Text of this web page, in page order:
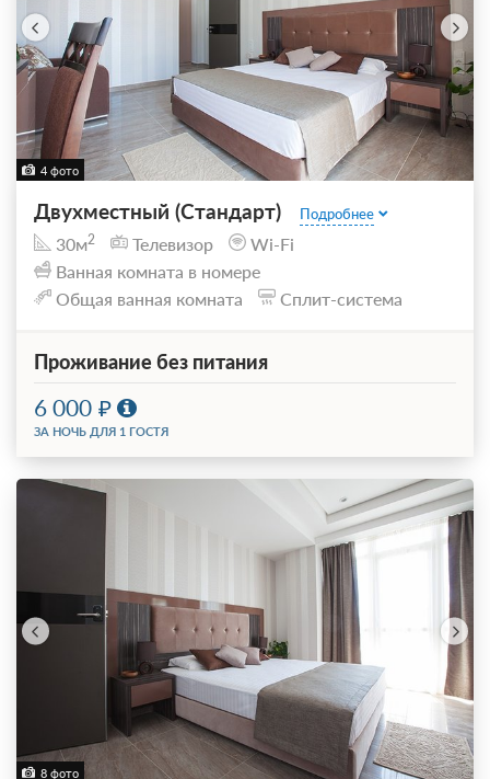
4 фото
Двухместный (Стандарт) Подробнее
30м2 Телевизор
Wi-Fi
Ванная комната в номере
Общая ванная комната
Сплит-система
Проживание без питания
6 000
ЗА НОЧЬ ДЛЯ 1 ГОСТЯ
8 фото